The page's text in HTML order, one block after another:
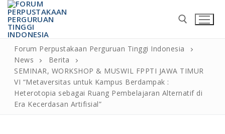
Forum Perpustakaan Perguruan Tinggi Indonesia
News
Berita
SEMINAR, WORKSHOP & MUSWIL FPPTI JAWA TIMUR
VI “Metaversitas untuk Kampus Berdampak :
Heterotopia sebagai Ruang Pembelajaran Alternatif di
Era Kecerdasan Artifisial”